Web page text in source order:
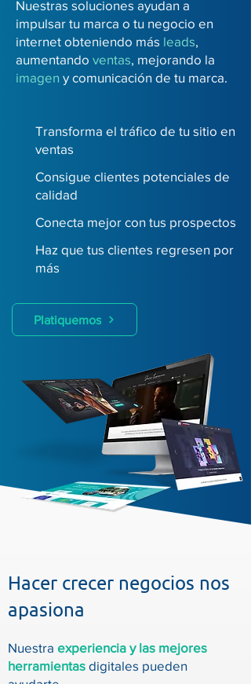
Nuestras soluciones ayudan a
impulsar tu marca o tu negocio en
internet obteniendo más leads,
aumentando ventas, mejorando la
imagen y comunicación de tu marca.
Transforma el tráfico de tu sitio en
ventas
Consigue clientes potenciales de
calidad
Conecta mejor con tus prospectos
Haz que tus clientes regresen por
más
Platiquemos
Hacer crecer negocios nos
apasiona
Nuestra experiencia y las mejores
herramientas digitales pueden